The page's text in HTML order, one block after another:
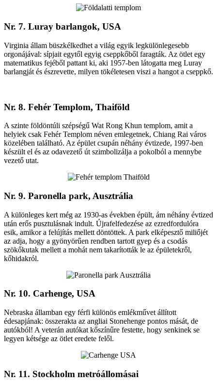
Nr. 7. Luray barlangok, USA
Virginia állam büszkélkedhet a világ egyik legkülönlegesebb
orgonájával: sípjait egytől egyig cseppkőből faragták. Az ötlet egy
matematikus fejéből pattant ki, aki 1957-ben látogatta meg Luray
barlangját és észrevette, milyen tökéletesen viszi a hangot a cseppkő.
Nr. 8. Fehér Templom, Thaiföld
A szinte földöntúli szépségű Wat Rong Khun templom, amit a
helyiek csak Fehér Templom néven emlegetnek, Chiang Rai város
közelében található. Az épület csupán néhány évtizede, 1997-ben
készült el és az odavezető út szimbolizálja a pokolból a mennybe
vezető utat.
Nr. 9. Paronella park, Ausztrália
A különleges kert még az 1930-as években épült, ám néhány évtized
után erős pusztulásnak indult. Újrafelfedezése az ezredfordulóra
esik, amikor a felújítás mellett döntöttek. A park elképesztő miliőjét
az adja, hogy a gyönyörűen rendben tartott gyep és a csodás
szökőkutak mellett a mohát nem takarították le az épületekről,
kőhidakról.
Nr. 10. Carhenge, USA
Nebraska államban egy férfi különös emlékművet állított
édesapjának: összerakta az angliai Stonehenge pontos mását, de
autókból! A veterán autókat kőszínűre festette, hogy senkinek se
legyen kétsége az ötlet eredete felől.
Nr. 11. Stockholm metróállomásai